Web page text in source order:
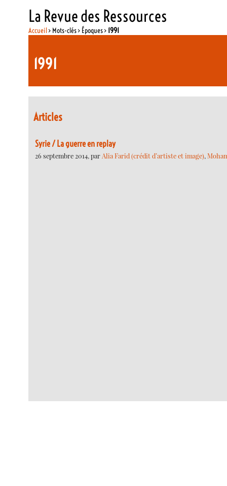
La Revue des Ressources
Accueil> Mots-clés > Époques > 1991
1991
Articles
Syrie / La guerre en replay
26 septembre 2014, parAlia Farid (crédit d’artiste et image),